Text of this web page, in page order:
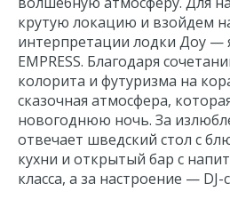
крутую локацию и взойдем
интерпретации лодки Доу —
EMPRESS. Благодаря
колорита и футуризма на
сказочная атмосфера,
новогоднюю ночь. За
отвечает шведский стол с
кухни и открытый бар с
класса, а за настроение —